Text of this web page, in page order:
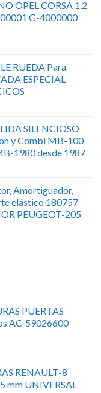
OPEL CORSA 1.2
G-4000000
RUEDA Para
ESPECIAL
SILENCIOSO
y Combi MB-100
1980 desde 1987
Amortiguador,
elástico 180757
PEUGEOT-205
PUERTAS
AC-59026600
RENAULT-8
mm UNIVERSAL